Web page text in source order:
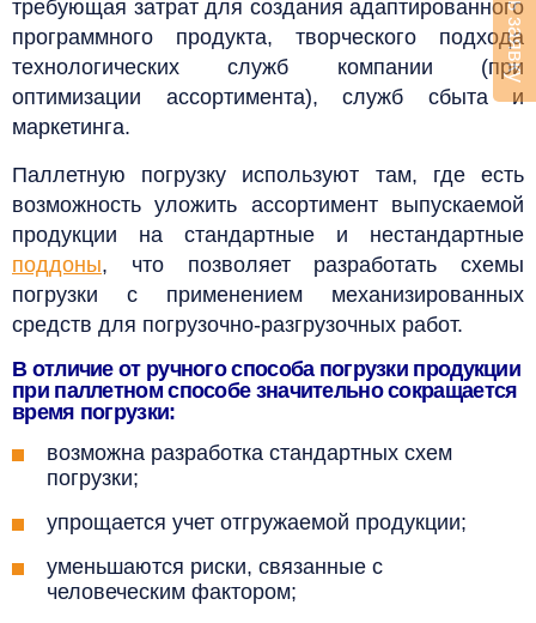
требующая затрат для создания адаптированного
программного продукта, творческого подхода
технологических служб компании (при
оптимизации ассортимента), служб сбыта и
маркетинга.
Паллетную погрузку используют там, где есть
возможность уложить ассортимент выпускаемой
продукции на стандартные и нестандартные
поддоны, что позволяет разработать схемы
погрузки с применением механизированных
средств для погрузочно-разгрузочных работ.
В отличие от ручного способа погрузки продукции
при паллетном способе значительно сокращается
время погрузки:
возможна разработка стандартных схем
погрузки;
упрощается учет отгружаемой продукции;
уменьшаются риски, связанные с
человеческим фактором;